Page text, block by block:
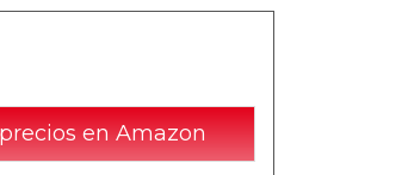
en Amazon